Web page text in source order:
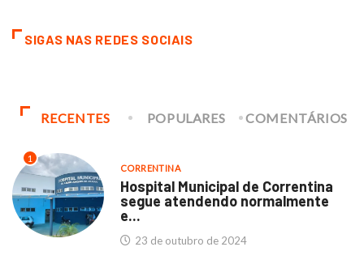
SIGAS NAS REDES SOCIAIS
RECENTES POPULARES COMENTÁRIOS
1
CORRENTINA
Hospital Municipal de Correntina
segue atendendo normalmente
e...
23 de outubro de 2024